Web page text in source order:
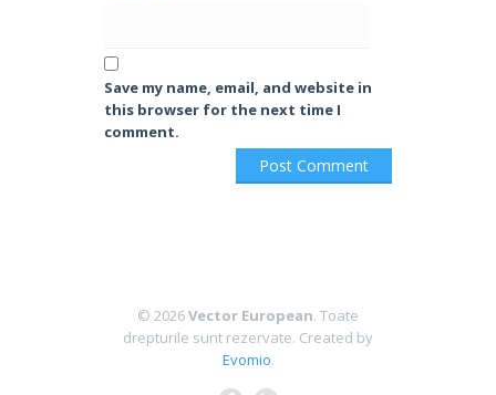
Save my name, email, and website in
this browser for the next time I
comment.
© 2026Vector European. Toate
drepturile sunt rezervate. Created by
Evomio.